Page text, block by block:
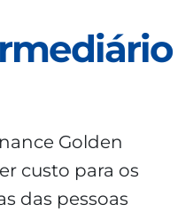
Golden
custo para os
das pessoas